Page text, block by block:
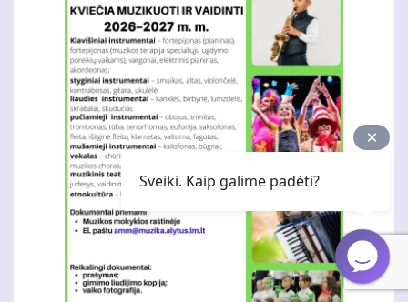
Sveiki. Kaip galime padėti?